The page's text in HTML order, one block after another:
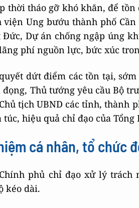
thời tháo gỡ khó khăn, để
Ung bướu thành phố
Dự án chống ngập úng
phí nguồn lực, bức xúc
dứt điểm các tồn tại,
Thủ tướng yêu cầu Bộ
tịch UBND các tỉnh, thành
hiệu quả chỉ đạo của Tổng
cá nhân, tổ chức
phủ chỉ đạo xử lý trách
kéo dài.